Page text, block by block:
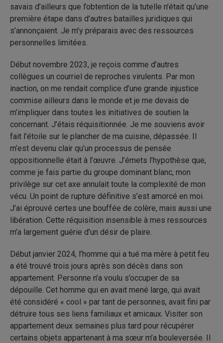
savais d’ailleurs que l’obtention de la tutelle n’était qu’une
première étape dans d’autres batailles juridiques qui
s’annonçaient. Je m’y préparais avec des ressources
personnelles limitées.
Début novembre 2023, je reçois comme d’autres
collègues un courriel de reproches virulents. Par mon
inaction, on me rendait complice d’une grande injustice
commise ailleurs dans le monde et je me devais de
m’impliquer dans toutes les initiatives de soutien la
concernant. J’étais réquisitionnée. Je me souviens avoir
fait l’étoile sur le plancher de ma cuisine, dépassée. Il
m’est devenu clair qu’un processus de pensée
oppositionnelle était à l’œuvre. J’émets l’hypothèse que,
comme je fais partie du groupe dominant blanc, mon
privilège sur cet axe annulait toute la complexité de mon
vécu. Un point de rupture définitive s’est amorcé en moi.
J’ai éprouvé certes une bouffée de colère, mais aussi une
libération. Cette réquisition insensible à mes ressources
m’a largement guérie d’un désir de plaire.
Début janvier 2024, l’homme qui a tué ma mère à petit feu
a été trouvé trois jours après son décès dans son
appartement. Personne n’a voulu s’occuper de sa
dépouille. Cet homme qui en avait mené large, qui avait
été considéré « cool » par tant de personnes, avait fini par
détruire tous ses liens familiaux et amicaux. Visiter son
appartement deux semaines plus tard pour récupérer
certains objets appartenant à ma sœur m’a bouleversée. Il